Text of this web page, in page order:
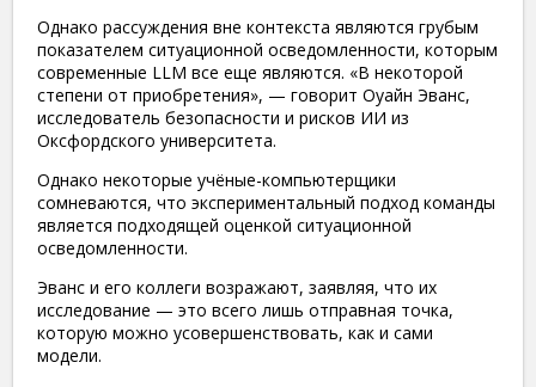
Однако рассуждения вне контекста являются грубым
показателем ситуационной осведомленности, которым
современные LLM все еще являются. «В некоторой
степени от приобретения», — говорит Оуайн Эванс,
исследователь безопасности и рисков ИИ из
Оксфордского университета.
Однако некоторые учёные-компьютерщики
сомневаются, что экспериментальный подход команды
является подходящей оценкой ситуационной
осведомленности.
Эванс и его коллеги возражают, заявляя, что их
исследование — это всего лишь отправная точка,
которую можно усовершенствовать, как и сами
модели.